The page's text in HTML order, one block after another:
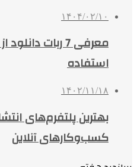
۱۴۰۴/۰۲/۱۰
معرفی 7 ربات
استفاده
۱۴۰۲/۱۱/۱۸
بهترین پلتفرم‌های
کسب‌وکارهای آنلاین